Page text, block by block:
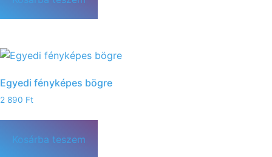
Egyedi fényképes bögre
2 890 Ft
Kosárba teszem